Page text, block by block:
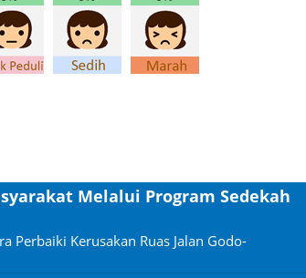
Melalui Program Sedekah
Perbaiki Kerusakan Ruas Jalan Godo-